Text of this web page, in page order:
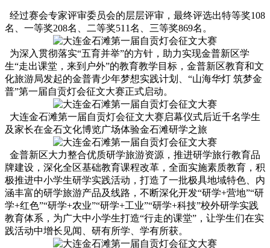
经过赛会专家评审委员会的层层评审，最终评选出特等奖108
名、一等奖208名、二等奖511名、三等奖869名。
为深入贯彻落实“五育并举”的方针，助力实现金普新区学
生“走出课堂，来到户外”的教育教学目标，金普新区教育和文
化旅游局发起的金普青少年梦想实践计划、“山海华灯 筑梦金
普”第一届自贡灯会征文大赛正式启动。
大连金石滩第一届自贡灯会征文大赛启幕仪式后近千名学生
及家长在金石文化博览广场体验金石滩研学之旅
金普新区大力整合优质研学旅游资源，推进研学旅行教育品
牌建设，深化全区基础教育课程改革，全面实施素质教育，积
极推进中小学生研学实践活动，打造了一批极具地域特色、内
涵丰富的研学旅游产品及线路，不断深化开发“研学+营地”“研
学+红色”“研学+农业”“研学+工业”“研学+科技”校外研学实践
教育体系，为广大中小学生打造“行走的课堂”，让学生们在实
践活动中增长见闻、研有所学、学有所获。